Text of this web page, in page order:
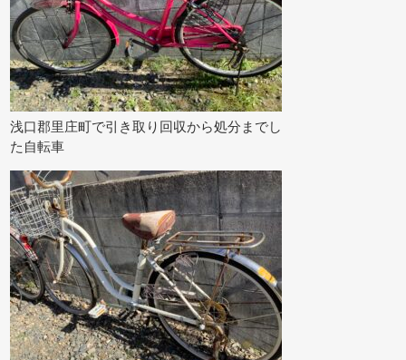
浅口郡里庄町で引き取り回収から処分までし
た自転車